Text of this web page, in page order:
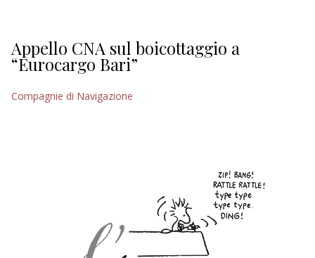
Appello CNA sul boicottaggio a
“Eurocargo Bari”
Compagnie di Navigazione